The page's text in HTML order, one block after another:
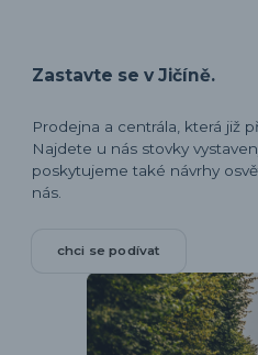
Zastavte se v Jičíně.
Prodejna a centrála, která již
Najdete u nás stovky
poskytujeme také návrhy
nás.
chci se podívat